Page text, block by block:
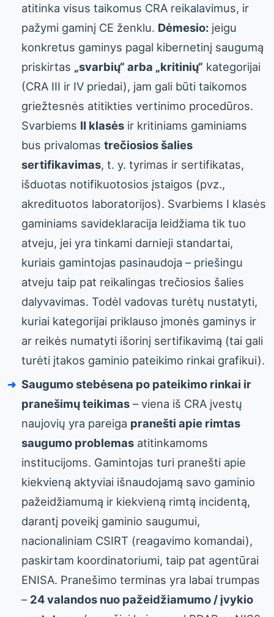
atitinka visus taikomus CRA reikalavimus, ir
pažymi gaminį CE ženklu. Dėmesio: jeigu
konkretus gaminys pagal kibernetinį saugumą
priskirtas „svarbių“ arba „kritinių“ kategorijai
(CRA III ir IV priedai), jam gali būti taikomos
griežtesnės atitikties vertinimo procedūros.
Svarbiems II klasės ir kritiniams gaminiams
bus privalomastrečiosios šalies
sertifikavimas, t. y. tyrimas ir sertifikatas,
išduotas notifikuotosios įstaigos (pvz.,
akredituotos laboratorijos). Svarbiems I klasės
gaminiams savideklaracija leidžiama tik tuo
atveju, jei yra tinkami darnieji standartai,
kuriais gamintojas pasinaudoja – priešingu
atveju taip pat reikalingas trečiosios šalies
dalyvavimas. Todėl vadovas turėtų nustatyti,
kuriai kategorijai priklauso įmonės gaminys ir
ar reikės numatyti išorinį sertifikavimą (tai gali
turėti įtakos gaminio pateikimo rinkai grafikui).
Saugumo stebėsena po pateikimo rinkai ir
pranešimų teikimas – viena iš CRA įvestų
naujovių yra pareiga pranešti apie rimtas
saugumo problemas atitinkamoms
institucijoms. Gamintojas turi pranešti apie
kiekvieną aktyviai išnaudojamą savo gaminio
pažeidžiamumą ir kiekvieną rimtą incidentą,
darantį poveikį gaminio saugumui,
nacionaliniam CSIRT (reagavimo komandai),
paskirtam koordinatoriumi, taip pat agentūrai
ENISA. Pranešimo terminas yra labai trumpas
– 24 valandos nuo pažeidžiamumo / įvykio